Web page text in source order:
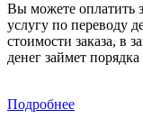
Вы можете оплатить
услугу по переводу
стоимости заказа, в
денег займет
Подробнее